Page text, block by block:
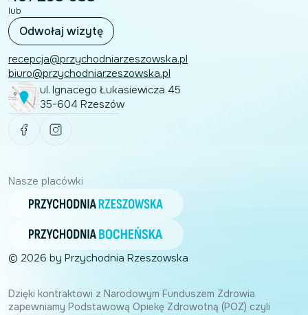
lub
Odwołaj wizytę
recepcja@przychodniarzeszowska.pl
biuro@przychodniarzeszowska.pl
ul. Ignacego Łukasiewicza 45
35-604 Rzeszów
Nasze placówki
© 2026 by Przychodnia Rzeszowska
Dzięki kontraktowi z Narodowym Funduszem Zdrowia
zapewniamy Podstawową Opiekę Zdrowotną (POZ) czyli